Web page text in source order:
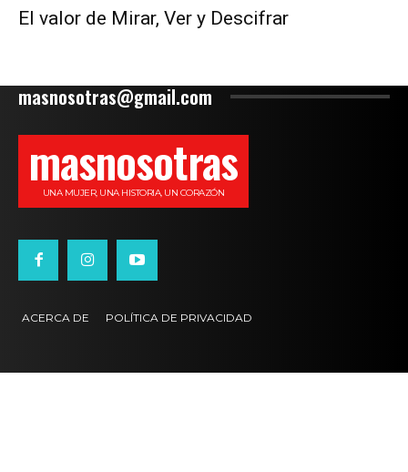
El valor de Mirar, Ver y Descifrar
masnosotras@gmail.com
masnosotras
UNA MUJER, UNA HISTORIA, UN CORAZÓN
ACERCA DE POLÍTICA DE PRIVACIDAD